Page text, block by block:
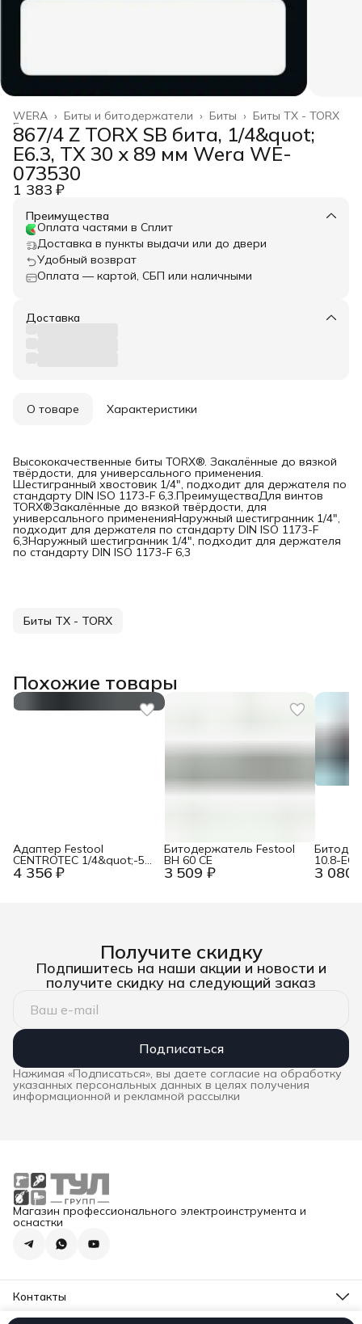
Биты TX - TORX
Биты ›
Биты и битодержатели ›
WERA ›
Главная
867/4 Z TORX SB бита, 1/4&quot;
E6.3, TX 30 x 89 мм Wera WE-
073530
1 383 ₽
Преимущества
Оплата частями в Сплит
Доставка в пункты выдачи или до двери
Удобный возврат
Оплата — картой, СБП или наличными
Доставка
О товаре Характеристики
Высококачественные биты TORX®. Закалённые до вязкой
твёрдости, для универсального применения.
Шестигранный хвостовик 1/4", подходит для держателя по
стандарту DIN ISO 1173-F 6,3.ПреимуществаДля винтов
TORX®Закалённые до вязкой твёрдости, для
универсального примененияНаружный шестигранник 1/4",
подходит для держателя по стандарту DIN ISO 1173-F
6,3Наружный шестигранник 1/4", подходит для держателя
по стандарту DIN ISO 1173-F 6,3
Биты TX - TORX
Похожие товары
4 356 ₽
Адаптер Festool
CENTROTEC 1/4&quot;-50
CE/KG 3 509 ₽
Битодержатель Festool
BH 60 CE
3 080
10.8-EC
Получите скидку
Подпишитесь на наши акции и новости и
получите скидку на следующий заказ
Подписаться
Нажимая «Подписаться», вы даете согласие на обработку
указанных персональных данных в целях получения
информационной и рекламной рассылки
Магазин профессионального электроинструмента и
оснастки
Контакты
Адрес